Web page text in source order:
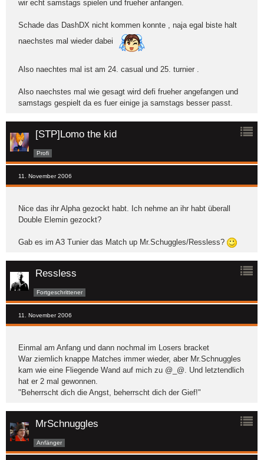
wir echt samstags spielen und frueher anfangen.
Schade das DashDX nicht kommen konnte , naja egal biste halt
naechstes mal wieder dabei
Also naechtes mal ist am 24. casual und 25. turnier .
Also naechstes mal wie gesagt wird defi frueher angefangen und
samstags gespielt da es fuer einige ja samstags besser passt.
[STP]Lomo the kid
Profi
11. November 2006
Nice das ihr Alpha gezockt habt. Ich nehme an ihr habt überall
Double Elemin gezockt?
Gab es im A3 Tunier das Match up Mr.Schuggles/Ressless?
Ressless
Fortgeschrittener
11. November 2006
Einmal am Anfang und dann nochmal im Losers bracket
War ziemlich knappe Matches immer wieder, aber Mr.Schnuggles
kam wie eine Fliegende Wand auf mich zu @_@. Und letztendlich
hat er 2 mal gewonnen.
"Beherrscht dich die Angst, beherrscht dich der Gief!"
MrSchnuggles
Anfänger